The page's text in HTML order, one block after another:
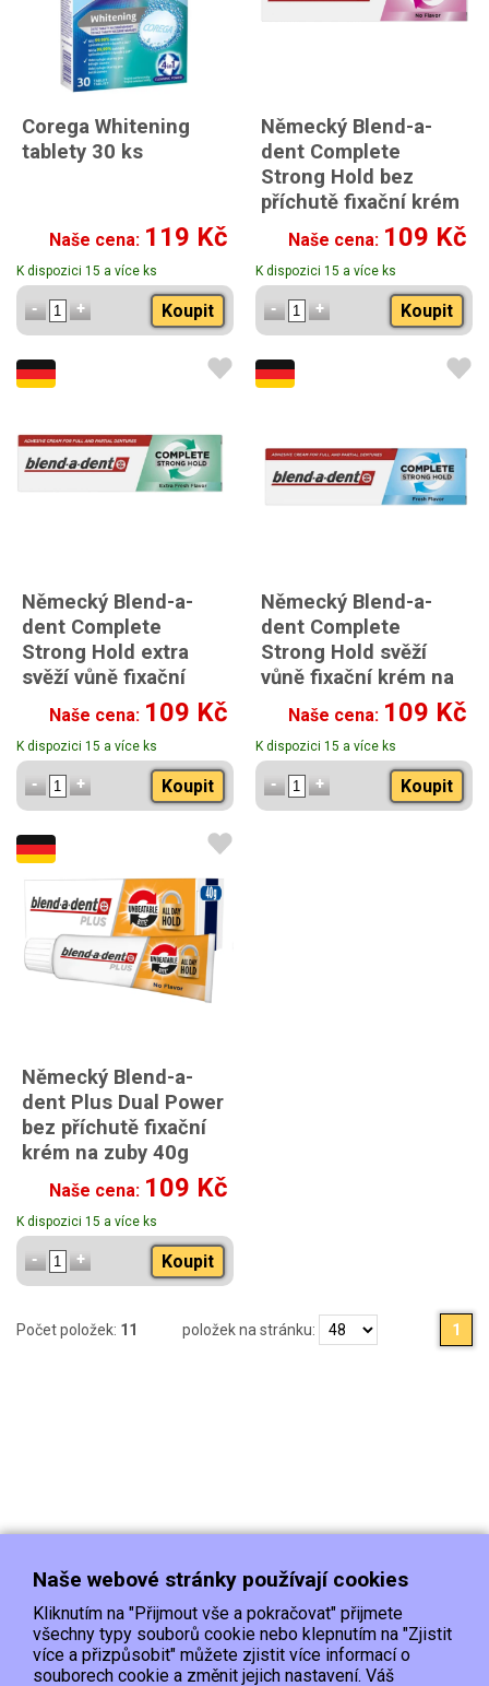
Corega Whitening
tablety 30 ks
Naše cena: 119 Kč
K dispozici 15 a více ks
Koupit
Německý Blend-a-
dent Complete
Strong Hold bez
příchutě fixační krém
na zuby 47g
Naše cena: 109 Kč
K dispozici 15 a více ks
Koupit
Německý Blend-a-
dent Complete
Strong Hold extra
svěží vůně fixační
krém na zuby 47g
Naše cena: 109 Kč
K dispozici 15 a více ks
Koupit
Německý Blend-a-
dent Complete
Strong Hold svěží
vůně fixační krém na
zuby 47g
Naše cena: 109 Kč
K dispozici 15 a více ks
Koupit
Německý Blend-a-
dent Plus Dual Power
bez příchutě fixační
krém na zuby 40g
Naše cena: 109 Kč
K dispozici 15 a více ks
Koupit
Počet položek: 11 položek na stránku: 1
Doprava Platba Kontakt/Reklamace
Naše webové stránky používají cookies
Kliknutím na "Přijmout vše a pokračovat" přijmete
všechny typy souborů cookie nebo klepnutím na "Zjistit
více a přizpůsobit" můžete zjistit více informací o
souborech cookie a změnit jejich nastavení. Váš